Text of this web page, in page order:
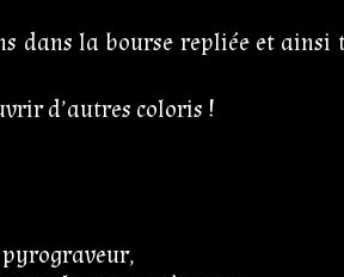
dans la bourse repliée et
d’autres coloris !
pyrograveur,